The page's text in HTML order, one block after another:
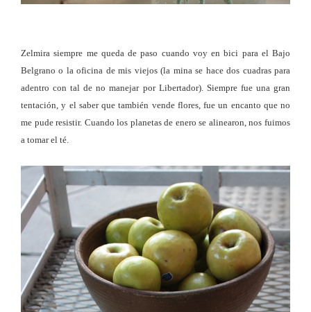
Zelmira siempre me queda de paso cuando voy en bici para el Bajo
Belgrano o la oficina de mis viejos (la mina se hace dos cuadras para
adentro con tal de no manejar por Libertador). Siempre fue una gran
tentación, y el saber que también vende flores, fue un encanto que no
me pude resistir. Cuando los planetas de enero se alinearon, nos fuimos
a tomar el té.